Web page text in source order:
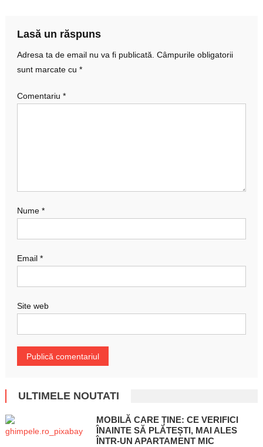
Lasă un răspuns
Adresa ta de email nu va fi publicată. Câmpurile obligatorii
sunt marcate cu *
Comentariu *
Nume *
Email *
Site web
ULTIMELE NOUTATI
MOBILĂ CARE ȚINE: CE VERIFICI
ÎNAINTE SĂ PLĂTEȘTI, MAI ALES
ÎNTR-UN APARTAMENT MIC